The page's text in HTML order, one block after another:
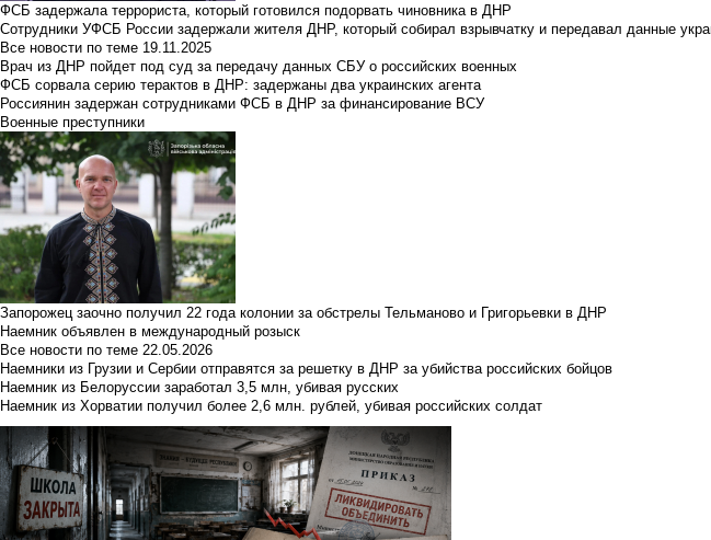
ФСБ задержала террориста, который готовился подорвать чиновника в ДНР
Сотрудники УФСБ России задержали жителя ДНР, который собирал взрывчатку и передавал данные
Все новости по теме 19.11.2025
Врач из ДНР пойдет под суд за передачу данных СБУ о российских военных
ФСБ сорвала серию терактов в ДНР: задержаны два украинских агента
Россиянин задержан сотрудниками ФСБ в ДНР за финансирование ВСУ
Военные преступники
Запорожец заочно получил 22 года колонии за обстрелы Тельманово и Григорьевки в ДНР
Наемник объявлен в международный розыск
Все новости по теме 22.05.2026
Наемники из Грузии и Сербии отправятся за решетку в ДНР за убийства российских бойцов
Наемник из Белоруссии заработал 3,5 млн, убивая русских
Наемник из Хорватии получил более 2,6 млн. рублей, убивая российских солдат